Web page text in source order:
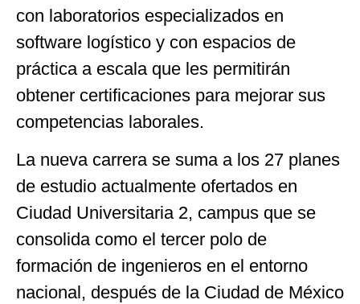
con laboratorios especializados en
software logístico y con espacios de
práctica a escala que les permitirán
obtener certificaciones para mejorar sus
competencias laborales.
La nueva carrera se suma a los 27 planes
de estudio actualmente ofertados en
Ciudad Universitaria 2, campus que se
consolida como el tercer polo de
formación de ingenieros en el entorno
nacional, después de la Ciudad de México